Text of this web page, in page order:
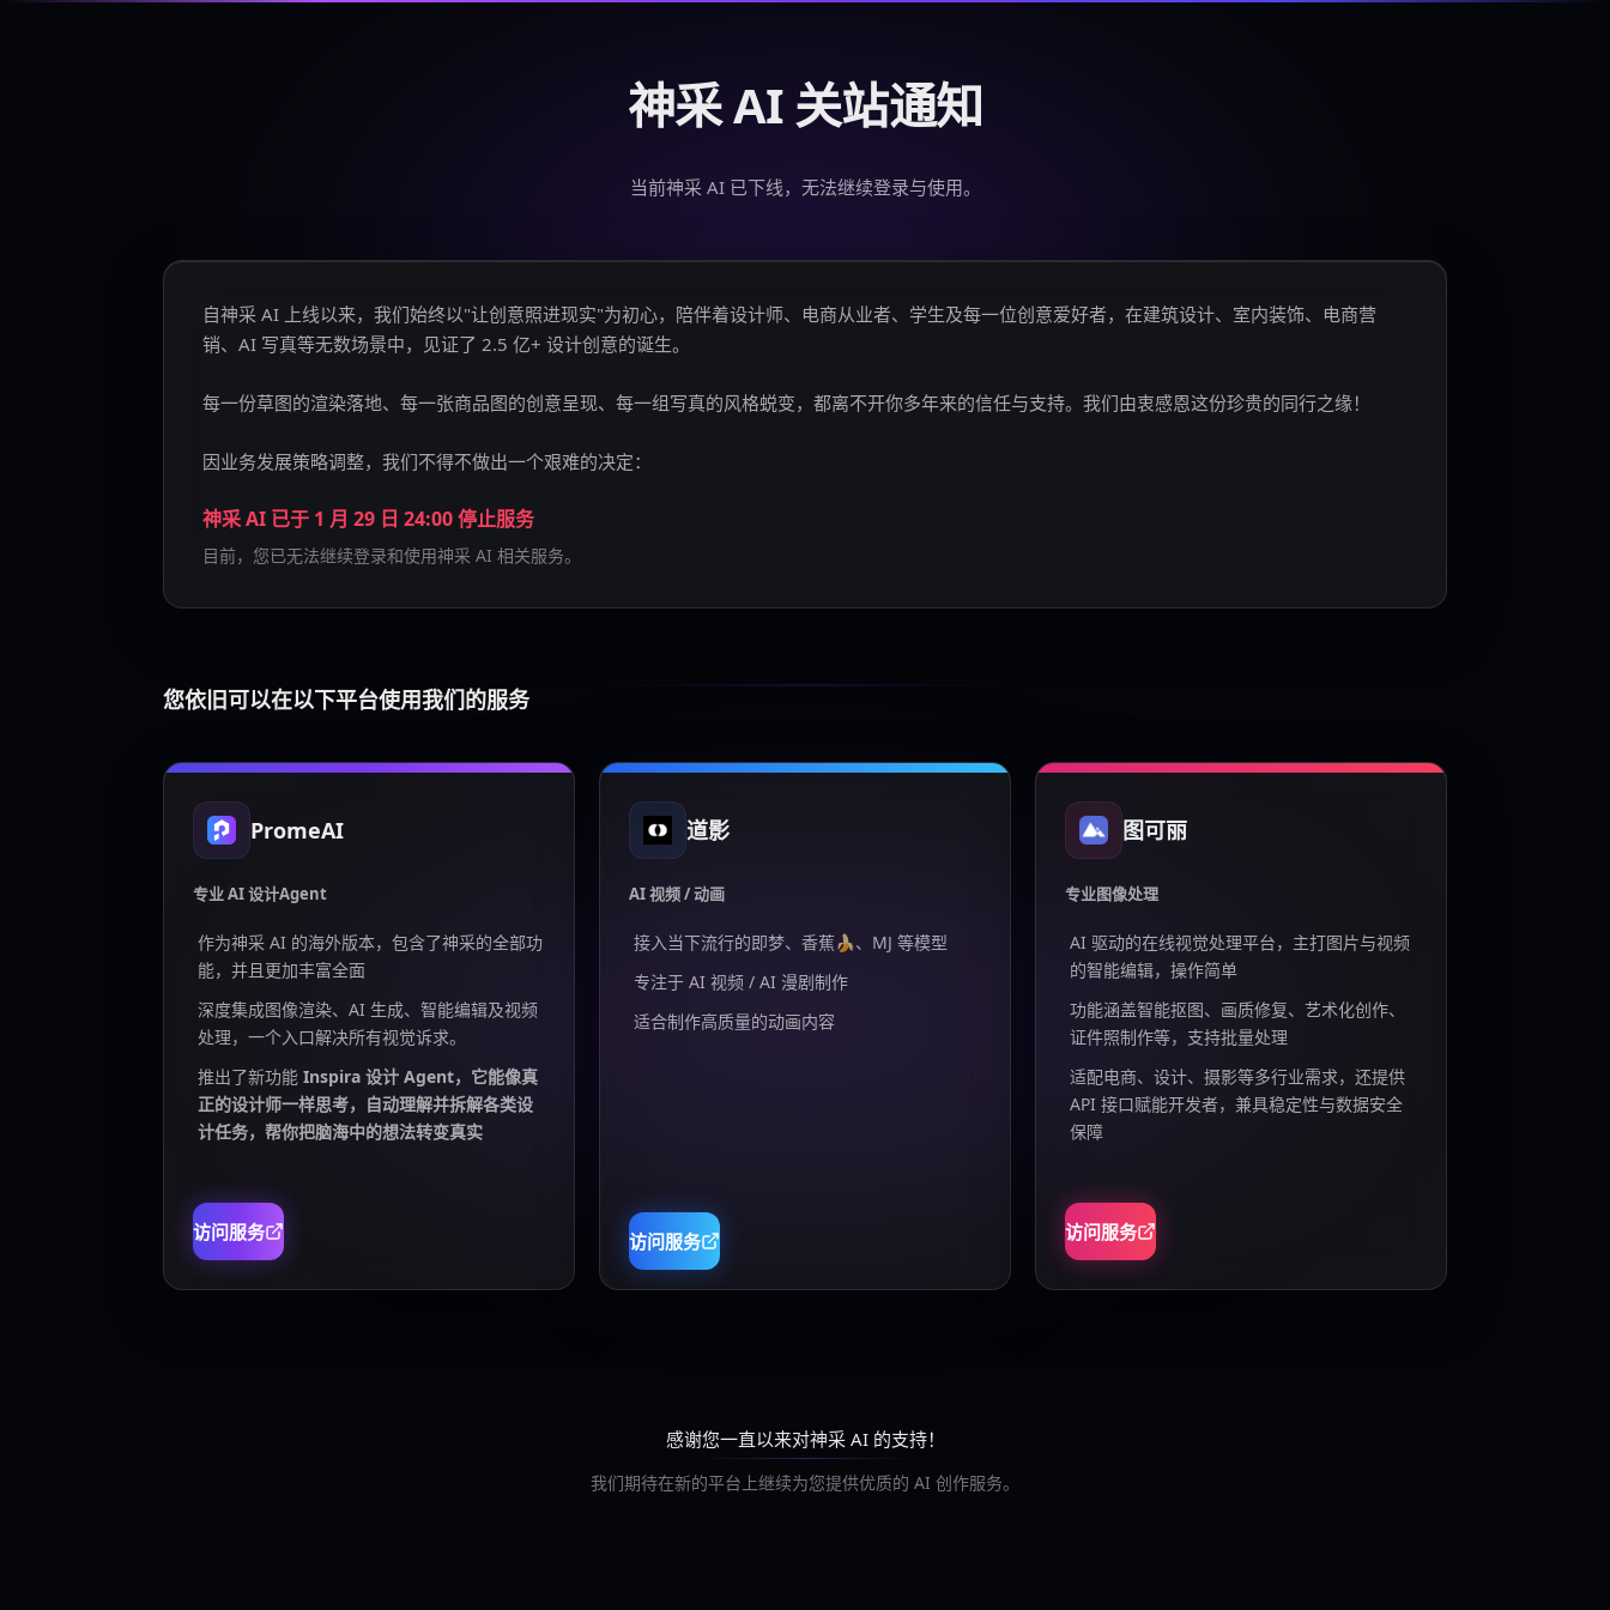
神采 AI 关站通知
当前神采 AI 已下线，无法继续登录与使用。
自神采 AI 上线以来，我们始终以"让创意照进现实"为初心，陪伴着设计师、电商从业者、学生及每一位创意爱好者，在建筑设计、室内装饰、电商营
销、AI 写真等无数场景中，见证了 2.5 亿+ 设计创意的诞生。
每一份草图的渲染落地、每一张商品图的创意呈现、每一组写真的风格蜕变，都离不开你多年来的信任与支持。我们由衷感恩这份珍贵的同行之缘！
因业务发展策略调整，我们不得不做出一个艰难的决定：
神采 AI 已于 1 月 29 日 24:00 停止服务
目前，您已无法继续登录和使用神采 AI 相关服务。
您依旧可以在以下平台使用我们的服务
PromeAI
专业 AI 设计Agent
作为神采 AI 的海外版本，包含了神采的全部功
能，并且更加丰富全面
深度集成图像渲染、AI 生成、智能编辑及视频
处理，一个入口解决所有视觉诉求。
推出了新功能 Inspira 设计 Agent，它能像真
正的设计师一样思考，自动理解并拆解各类设
计任务，帮你把脑海中的想法转变真实
访问服务
道影
AI 视频 / 动画
接入当下流行的即梦、香蕉🍌、MJ 等模型
专注于 AI 视频 / AI 漫剧制作
适合制作高质量的动画内容
访问服务
图可丽
专业图像处理
AI 驱动的在线视觉处理平台，主打图片与视频
的智能编辑，操作简单
功能涵盖智能抠图、画质修复、艺术化创作、
证件照制作等，支持批量处理
适配电商、设计、摄影等多行业需求，还提供
API 接口赋能开发者，兼具稳定性与数据安全
保障
访问服务
感谢您一直以来对神采 AI 的支持！
我们期待在新的平台上继续为您提供优质的 AI 创作服务。